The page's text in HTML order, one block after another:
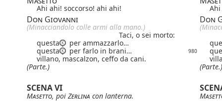
Ahi ahi! soccorso! ahi ahi!
Don Giovanni Don
(Minacciandolo colle armi alla mano.)
Taci, o sei morto:
questa
per ammazzarlo…
questa
per farlo in brani… 980
villano, mascalzon, ceffo da cani.
(Parte.)
(Parte.)
SCENA VI
Masetto, poi Zerlina con lanterna.